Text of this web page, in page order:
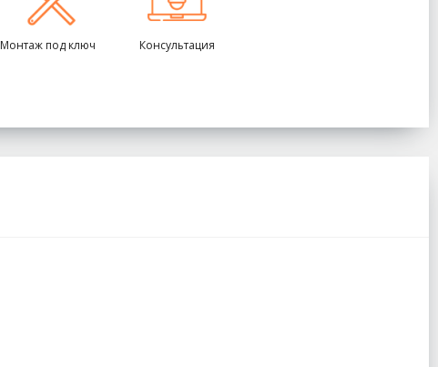
Монтаж под ключ Консультация